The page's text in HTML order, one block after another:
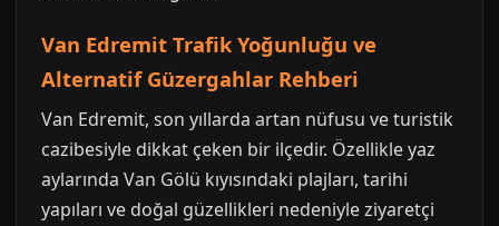
Van Edremit Trafik Yoğunluğu ve
Alternatif Güzergahlar Rehberi
Van Edremit, son yıllarda artan nüfusu ve turistik
cazibesiyle dikkat çeken bir ilçedir. Özellikle yaz
aylarında Van Gölü kıyısındaki plajları, tarihi
yapıları ve doğal güzellikleri nedeniyle ziyaretçi